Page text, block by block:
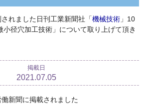
れました日刊工業新聞社「機械技術」10
小径穴加工技術」について取り上げて頂き
掲載日
2021.07.05
働新聞に掲載されました